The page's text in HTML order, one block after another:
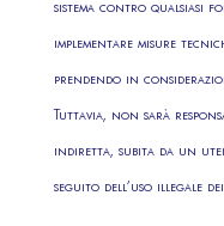
sistema contro qualsiasi
implementare misure
prendendo in
Tuttavia, non sarà
indiretta, subita da un
seguito dell’uso illegale